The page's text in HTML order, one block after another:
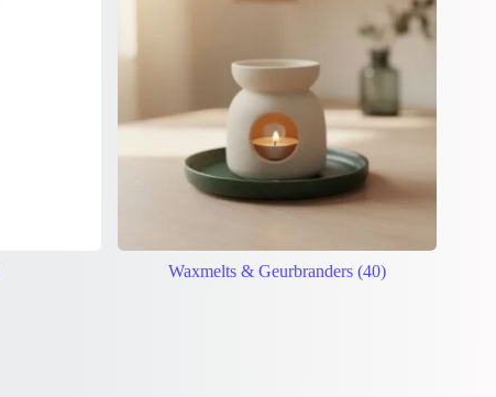
Waxmelts & Geurbranders (40)